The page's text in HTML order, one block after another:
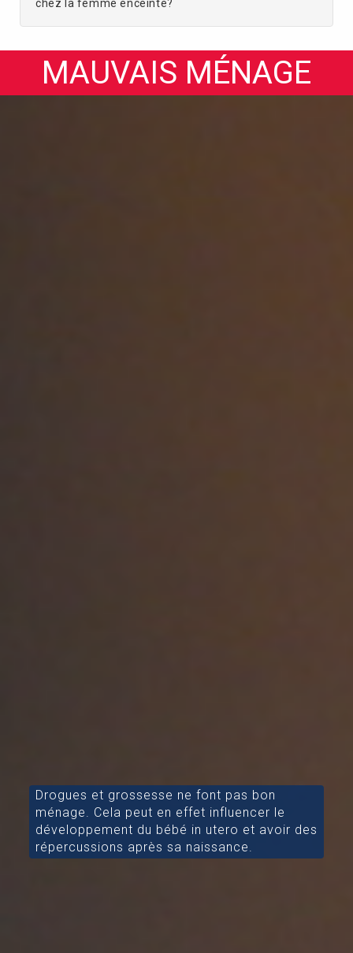
chez la femme enceinte?
MAUVAIS MÉNAGE
Drogues et grossesse ne font pas bon
ménage. Cela peut en effet influencer le
développement du bébé in utero et avoir des
répercussions après sa naissance.